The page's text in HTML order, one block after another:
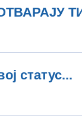
статус...